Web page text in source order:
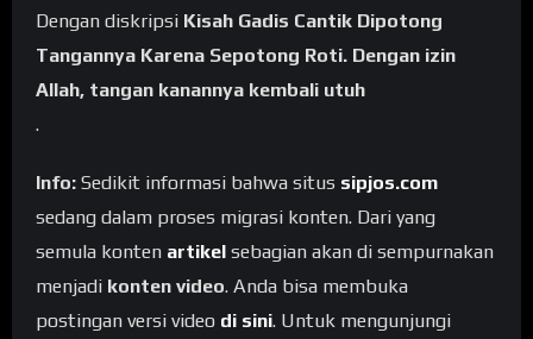
Dengan diskripsi Kisah Gadis Cantik Dipotong
Tangannya Karena Sepotong Roti. Dengan izin
Allah, tangan kanannya kembali utuh
.
Info: Sedikit informasi bahwa situs sipjos.com
sedang dalam proses migrasi konten. Dari yang
semula konten artikel sebagian akan di sempurnakan
menjadi konten video. Anda bisa membuka
postingan versi video di sini. Untuk mengunjungi